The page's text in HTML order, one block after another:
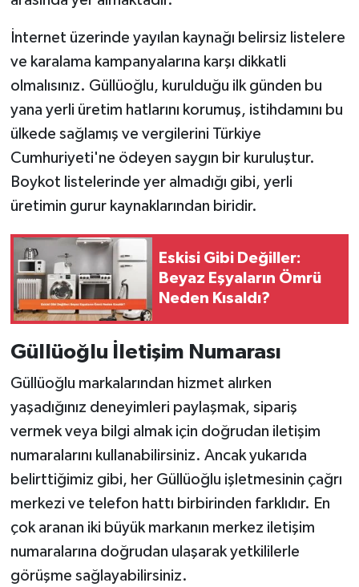
İnternet üzerinde yayılan kaynağı belirsiz listelere
ve karalama kampanyalarına karşı dikkatli
olmalısınız. Güllüoğlu, kurulduğu ilk günden bu
yana yerli üretim hatlarını korumuş, istihdamını bu
ülkede sağlamış ve vergilerini Türkiye
Cumhuriyeti'ne ödeyen saygın bir kuruluştur.
Boykot listelerinde yer almadığı gibi, yerli
üretimin gurur kaynaklarından biridir.
Eskisi Gibi Değiller:
Beyaz Eşyaların Ömrü
Neden Kısaldı?
Güllüoğlu İletişim Numarası
Güllüoğlu markalarından hizmet alırken
yaşadığınız deneyimleri paylaşmak, sipariş
vermek veya bilgi almak için doğrudan iletişim
numaralarını kullanabilirsiniz. Ancak yukarıda
belirttiğimiz gibi, her Güllüoğlu işletmesinin çağrı
merkezi ve telefon hattı birbirinden farklıdır. En
çok aranan iki büyük markanın merkez iletişim
numaralarına doğrudan ulaşarak yetkililerle
görüşme sağlayabilirsiniz.